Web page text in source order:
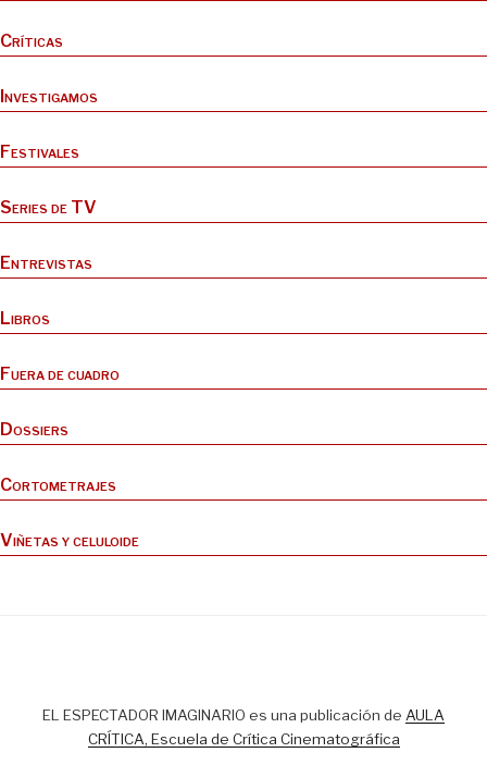
Críticas
Investigamos
Festivales
Series de TV
Entrevistas
Libros
Fuera de cuadro
Dossiers
Cortometrajes
Viñetas y celuloide
EL ESPECTADOR IMAGINARIO es una publicación de AULA
CRÍTICA, Escuela de Crítica Cinematográfica